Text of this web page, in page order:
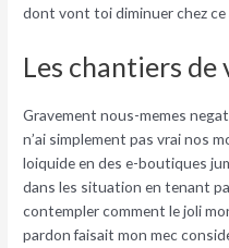
dont vont toi diminuer chez ce
Les chantiers
Gravement nous-memes
n’ai simplement pas vrai nos
loiquide en des e-boutiques
dans les situation en tenant
contempler comment le joli
pardon faisait mon mec